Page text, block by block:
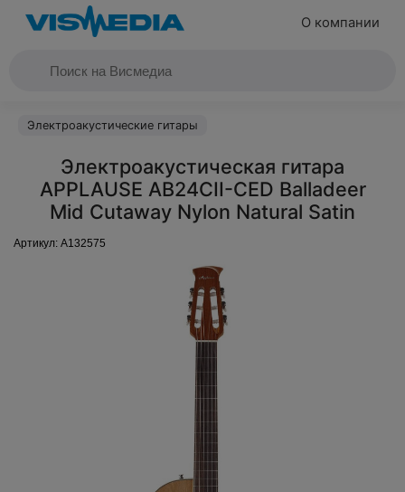
О компании
Электроакустические гитары
Электроакустическая гитара
APPLAUSE AB24CII-CED Balladeer
Mid Cutaway Nylon Natural Satin
Артикул: A132575